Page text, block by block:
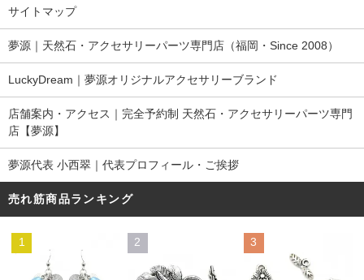
サイトマップ
夢源｜天然石・アクセサリーパーツ専門店（福岡・Since 2008）
LuckyDream｜夢源オリジナルアクセサリーブランド
店舗案内・アクセス｜完全予約制 天然石・アクセサリーパーツ専門
店【夢源】
夢源代表 小西翠｜代表プロフィール・ご挨拶
売れ筋商品ランキング
1 2 3